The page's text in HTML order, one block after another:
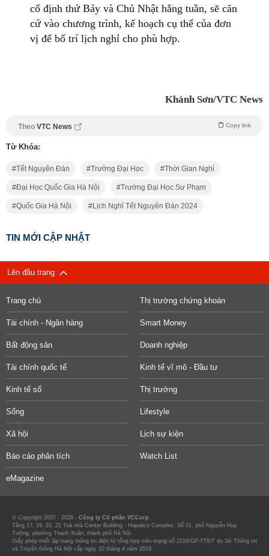
cố định thứ Bảy và Chủ Nhật hằng tuần, sẽ căn
cứ vào chương trình, kế hoạch cụ thể của đơn
vị để bố trí lịch nghỉ cho phù hợp.
Khánh Sơn/VTC News
Theo VTC News Copy link
Từ Khóa:
Tết Nguyên Đán Trường Đại Học Thời Gian Nghỉ
Đại Học Quốc Gia Hà Nội Trường Đại Học Sư Phạm
Quốc Gia Hà Nội Lịch Nghỉ Tết Nguyên Đán 2024
TIN MỚI CẬP NHẬT
Lên đầu trang
Trang chủ Thị trường chứng khoán
Tài chính - Ngân hàng Smart Money
Bất động sản Doanh nghiệp
Tài chính quốc tế Kinh tế vĩ mô - Đầu tư
Kinh tế số Thị trường
Sống Lifestyle
Xã hội Lịch sự kiện
Báo cáo phân tích Watch List
eMagazine
© Copyright 2007 - 2026 - Công ty Cổ phần VCCorp.
Tầng 17, 19, 20, 21 Toà nhà Center Building - Hapulico Complex, Số 01, phố Nguyễn Huy
Tưởng, phường Thanh Xuân, thành phố Hà Nội
Giấy phép thiết lập trang thông tin điện tử tổng hợp trên mạng số 2216/GP-TTĐT do Sở Thông tin
và Truyền thông Hà Nội cấp ngày 10 tháng 4 năm 2019.